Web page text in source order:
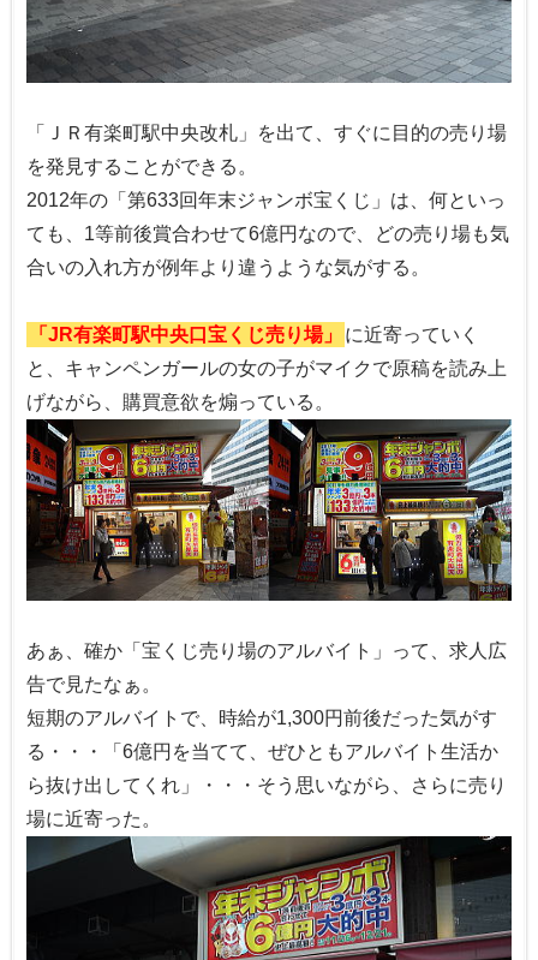
「ＪＲ有楽町駅中央改札」を出て、すぐに目的の売り場
を発見することができる。
2012年の「第633回年末ジャンボ宝くじ」は、何といっ
ても、1等前後賞合わせて6億円なので、どの売り場も気
合いの入れ方が例年より違うような気がする。
「JR有楽町駅中央口宝くじ売り場」
に近寄っていく
と、キャンペンガールの女の子がマイクで原稿を読み上
げながら、購買意欲を煽っている。
あぁ、確か「宝くじ売り場のアルバイト」って、求人広
告で見たなぁ。
短期のアルバイトで、時給が1,300円前後だった気がす
る・・・「6億円を当てて、ぜひともアルバイト生活か
ら抜け出してくれ」・・・そう思いながら、さらに売り
場に近寄った。